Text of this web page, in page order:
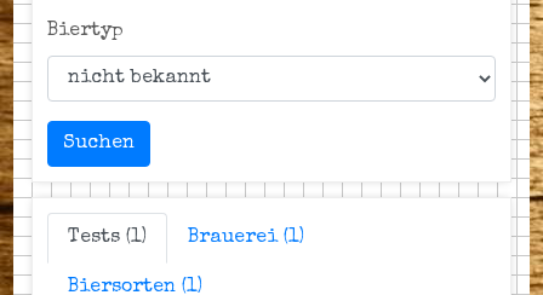
Biertyp
Suchen
Tests (1) Brauerei (1)
Biersorten (1)